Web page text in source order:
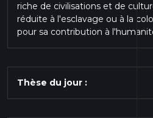
riche de civilisations et de
réduite à l'esclavage ou à la
pour sa contribution à
Thèse du jour :